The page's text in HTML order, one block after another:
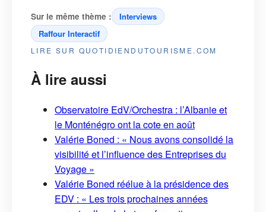
Sur le même thème :
Interviews
Raffour Interactif
LIRE SUR QUOTIDIENDUTOURISME.COM
À lire aussi
Observatoire EdV/Orchestra : l’Albanie et
le Monténégro ont la cote en août
Valérie Boned : « Nous avons consolidé la
visibilité et l’influence des Entreprises du
Voyage »
Valérie Boned réélue à la présidence des
EDV : « Les trois prochaines années